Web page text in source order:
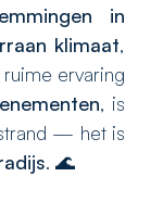
in
klimaat,
ervaring
, is
— het is
. 🌊